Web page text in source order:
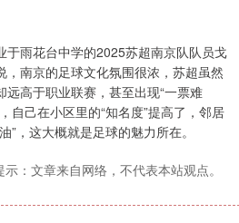
于雨花台中学的2025苏超南京队队员戈
，南京的足球文化氛围很浓，苏超虽然
高于职业联赛，甚至出现“一票难
自己在小区里的“知名度”提高了，邻居
”，这大概就是足球的魅力所在。
示：文章来自网络，不代表本站观点。